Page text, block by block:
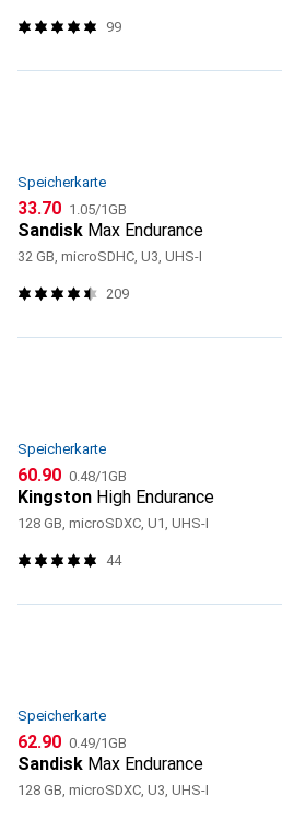
99
Speicherkarte
CHF
33.70 CHF
1.05/1GB
Sandisk Max Endurance
32 GB, microSDHC, U3, UHS-I
209
Speicherkarte
CHF
60.90 CHF
0.48/1GB
Kingston High Endurance
128 GB, microSDXC, U1, UHS-I
44
Speicherkarte
CHF
62.90 CHF
0.49/1GB
Sandisk Max Endurance
128 GB, microSDXC, U3, UHS-I